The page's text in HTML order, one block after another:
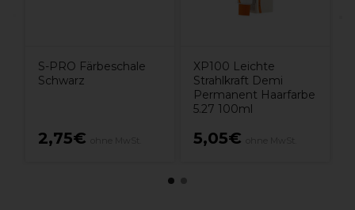
S-PRO Färbeschale
Schwarz
2,75€
XP100 Leichte
Strahlkraft Demi
Permanent Haarfarbe
5.27 100ml
5,05€